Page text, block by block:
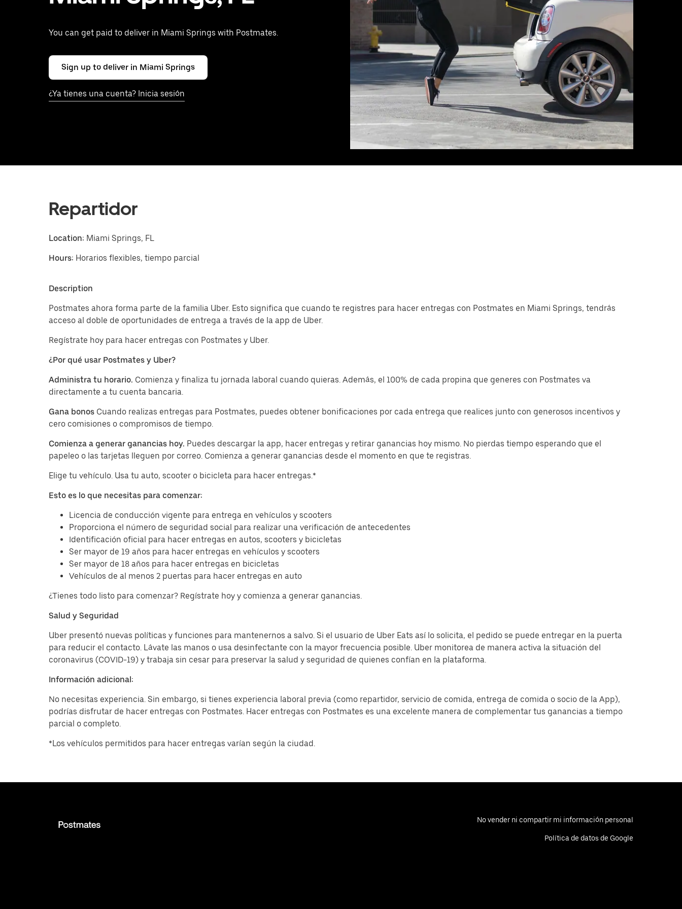
You can get paid to deliver in Miami Springs with Postmates.
Sign up to deliver in Miami Springs
¿Ya tienes una cuenta? Inicia sesión
Repartidor
Location: Miami Springs, FL
Hours: Horarios flexibles, tiempo parcial
Description
Postmates ahora forma parte de la familia Uber. Esto significa que cuando te registres para hacer entregas con Postmates en Miami Springs, tendrás
acceso al doble de oportunidades de entrega a través de la app de Uber.
Regístrate hoy para hacer entregas con Postmates y Uber.
¿Por qué usar Postmates y Uber?
Administra tu horario. Comienza y finaliza tu jornada laboral cuando quieras. Además, el 100% de cada propina que generes con Postmates va
directamente a tu cuenta bancaria.
Gana bonos Cuando realizas entregas para Postmates, puedes obtener bonificaciones por cada entrega que realices junto con generosos incentivos y
cero comisiones o compromisos de tiempo.
Comienza a generar ganancias hoy. Puedes descargar la app, hacer entregas y retirar ganancias hoy mismo. No pierdas tiempo esperando que el
papeleo o las tarjetas lleguen por correo. Comienza a generar ganancias desde el momento en que te registras.
Elige tu vehículo. Usa tu auto, scooter o bicicleta para hacer entregas.*
Esto es lo que necesitas para comenzar:
Licencia de conducción vigente para entrega en vehículos y scooters
Proporciona el número de seguridad social para realizar una verificación de antecedentes
Identificación oficial para hacer entregas en autos, scooters y bicicletas
Ser mayor de 19 años para hacer entregas en vehículos y scooters
Ser mayor de 18 años para hacer entregas en bicicletas
Vehículos de al menos 2 puertas para hacer entregas en auto
¿Tienes todo listo para comenzar? Regístrate hoy y comienza a generar ganancias.
Salud y Seguridad
Uber presentó nuevas políticas y funciones para mantenernos a salvo. Si el usuario de Uber Eats así lo solicita, el pedido se puede entregar en la puerta
para reducir el contacto. Lávate las manos o usa desinfectante con la mayor frecuencia posible. Uber monitorea de manera activa la situación del
coronavirus (COVID-19) y trabaja sin cesar para preservar la salud y seguridad de quienes confían en la plataforma.
Información adicional:
No necesitas experiencia. Sin embargo, si tienes experiencia laboral previa (como repartidor, servicio de comida, entrega de comida o socio de la App),
podrías disfrutar de hacer entregas con Postmates. Hacer entregas con Postmates es una excelente manera de complementar tus ganancias a tiempo
parcial o completo.
*Los vehículos permitidos para hacer entregas varían según la ciudad.
No vender ni compartir mi información personal
Política de datos de Google